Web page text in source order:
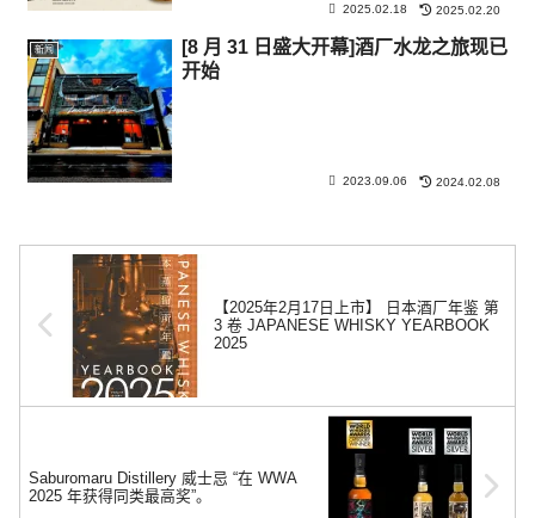
2025.02.18 2025.02.20
新闻
[8 月 31 日盛大开幕]酒厂水龙之旅现已
开始
2023.09.06 2024.02.08
【2025年2月17日上市】 日本酒厂年鉴 第
3 卷 JAPANESE WHISKY YEARBOOK
2025
Saburomaru Distillery 威士忌 “在 WWA
2025 年获得同类最高奖”。